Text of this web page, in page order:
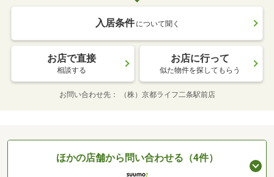
入居条件 について聞く
お店で直接
相談する
お店に行って
似た物件を探してもらう
お問い合わせ先 （株）京都ライフ二条駅前店
ほかの店舗から問い合わせる（4件）